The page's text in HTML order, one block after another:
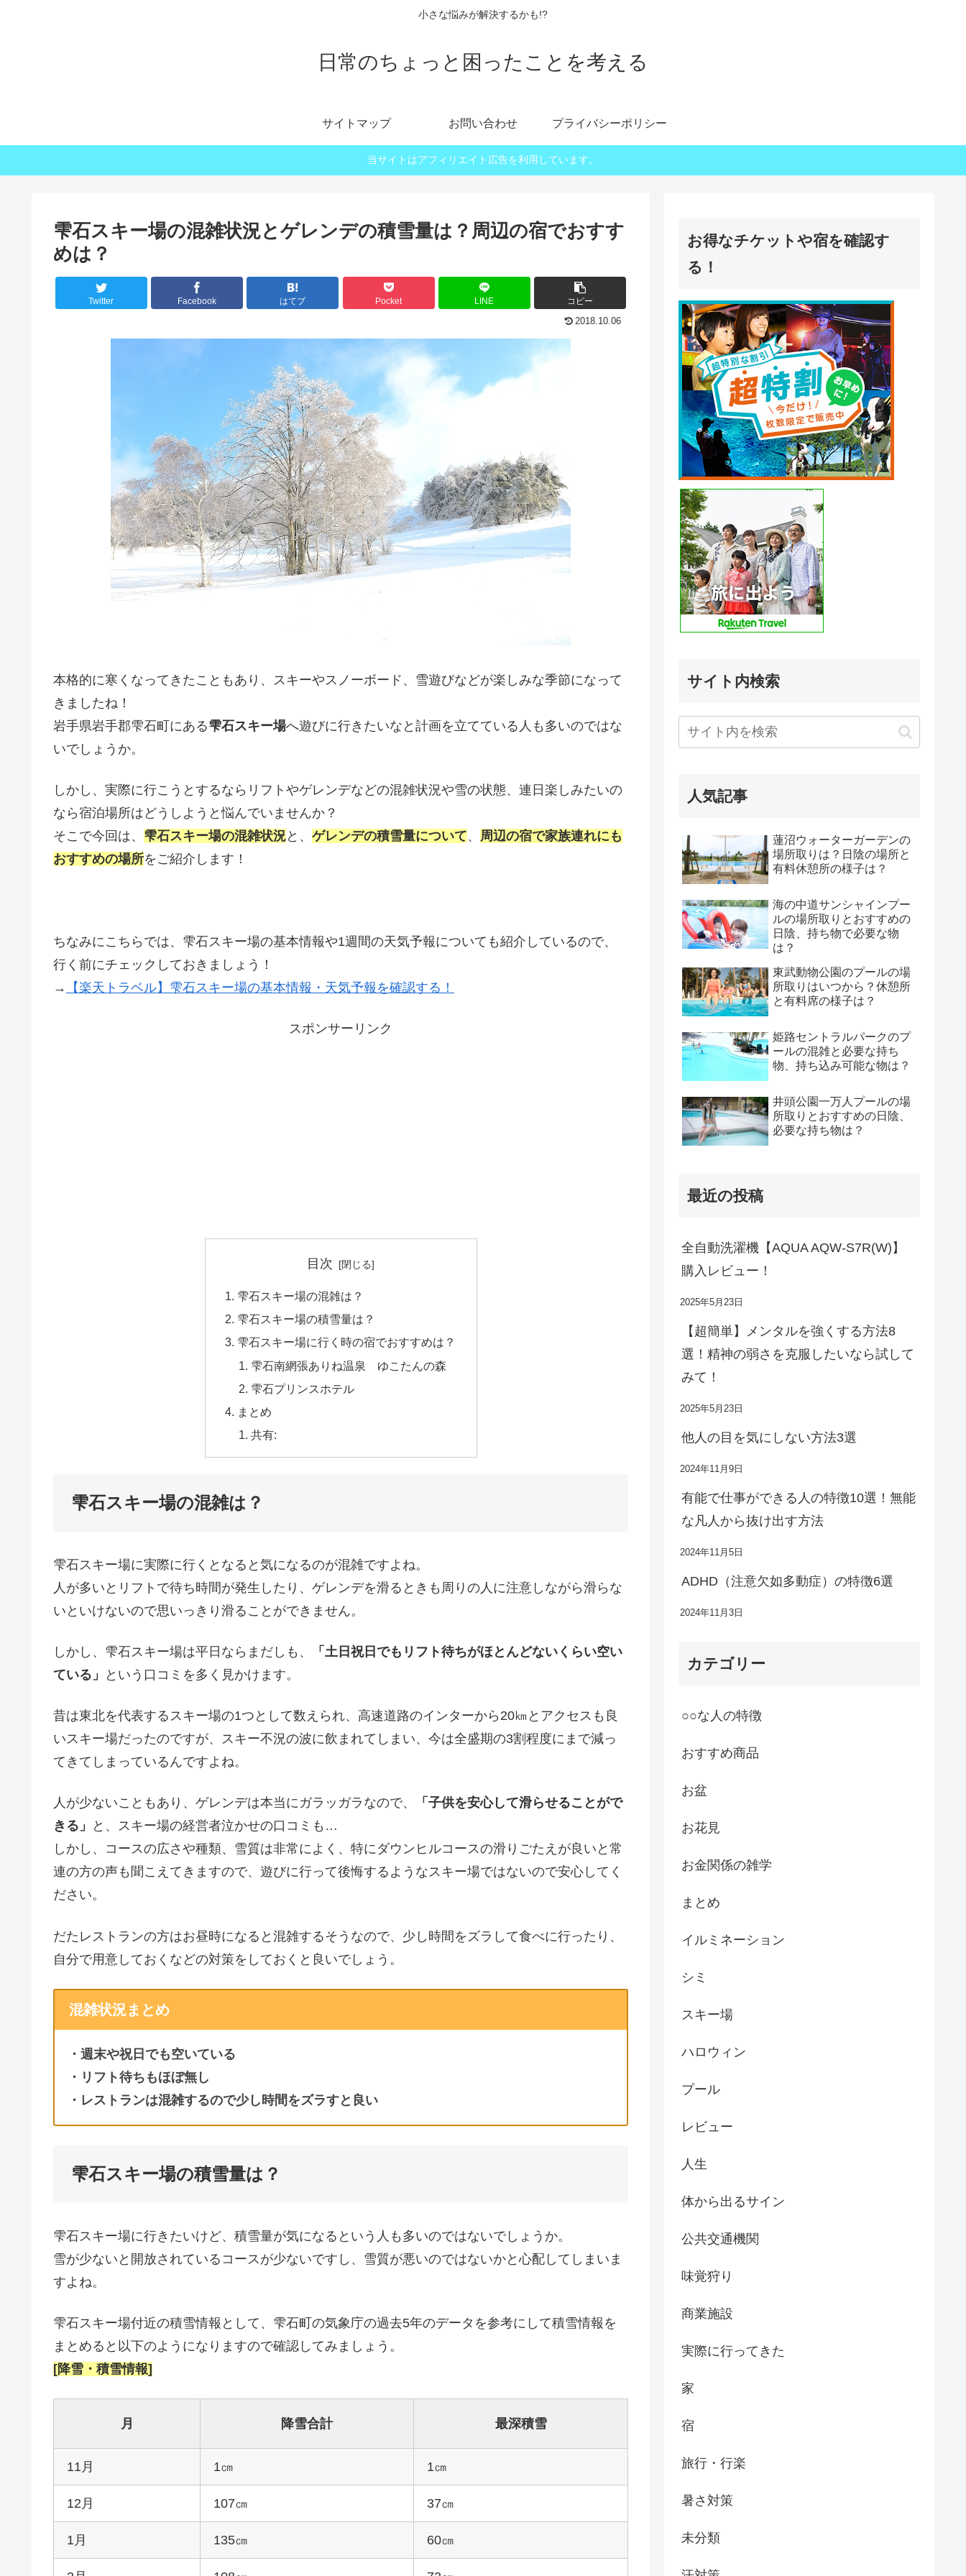
小さな悩みが解決するかも!?
日常のちょっと困ったことを考える
サイトマップ お問い合わせ プライバシーポリシー
当サイトはアフィリエイト広告を利用しています。
雫石スキー場の混雑状況とゲレンデの積雪量は？周辺の宿でおすす
めは？
Twitter Facebook はてブ Pocket LINE コピー
2018.10.06
本格的に寒くなってきたこともあり、スキーやスノーボード、雪遊びなどが楽しみな季節になって
きましたね！
岩手県岩手郡雫石町にある雫石スキー場へ遊びに行きたいなと計画を立てている人も多いのではな
いでしょうか。
しかし、実際に行こうとするならリフトやゲレンデなどの混雑状況や雪の状態、連日楽しみたいの
なら宿泊場所はどうしようと悩んでいませんか？
そこで今回は、 雫石スキー場の混雑状況と、 ゲレンデの積雪量について、 周辺の宿で家族連れにも
おすすめの場所をご紹介します！
ちなみにこちらでは、雫石スキー場の基本情報や1週間の天気予報についても紹介しているので、
行く前にチェックしておきましょう！
→
【楽天トラベル】雫石スキー場の基本情報・天気予報を確認する！
スポンサーリンク
目次
雫石スキー場の混雑は？
雫石スキー場の積雪量は？
雫石スキー場に行く時の宿でおすすめは？
雫石南網張ありね温泉 ゆこたんの森
雫石プリンスホテル
まとめ
共有:
雫石スキー場の混雑は？
雫石スキー場に実際に行くとなると気になるのが混雑ですよね。
人が多いとリフトで待ち時間が発生したり、ゲレンデを滑るときも周りの人に注意しながら滑らな
いといけないので思いっきり滑ることができません。
しかし、雫石スキー場は平日ならまだしも、
「土日祝日でもリフト待ちがほとんどないくらい空い
ている」
という口コミを多く見かけます。
昔は東北を代表するスキー場の1つとして数えられ、高速道路のインターから20㎞とアクセスも良
いスキー場だったのですが、スキー不況の波に飲まれてしまい、今は全盛期の3割程度にまで減っ
てきてしまっているんですよね。
人が少ないこともあり、ゲレンデは本当にガラッガラなので、
「子供を安心して滑らせることがで
きる」
と、スキー場の経営者泣かせの口コミも…
しかし、コースの広さや種類、雪質は非常によく、特にダウンヒルコースの滑りごたえが良いと常
連の方の声も聞こえてきますので、遊びに行って後悔するようなスキー場ではないので安心してく
ださい。
だたレストランの方はお昼時になると混雑するそうなので、少し時間をズラして食べに行ったり、
自分で用意しておくなどの対策をしておくと良いでしょう。
混雑状況まとめ
・週末や祝日でも空いている
・リフト待ちもほぼ無し
・レストランは混雑するので少し時間をズラすと良い
雫石スキー場の積雪量は？
雫石スキー場に行きたいけど、積雪量が気になるという人も多いのではないでしょうか。
雪が少ないと開放されているコースが少ないですし、雪質が悪いのではないかと心配してしまいま
すよね。
雫石スキー場付近の積雪情報として、雫石町の気象庁の過去5年のデータを参考にして積雪情報を
まとめると以下のようになりますので確認してみましょう。
[降雪・積雪情報]
月 降雪合計 最深積雪
11月 1㎝ 1㎝
12月 107㎝ 37㎝
1月 135㎝ 60㎝
お得なチケットや宿を確認す
る！
サイト内検索
人気記事
蓮沼ウォーターガーデンの
場所取りは？日陰の場所と
有料休憩所の様子は？
海の中道サンシャインプー
ルの場所取りとおすすめの
日陰、持ち物で必要な物
は？
東武動物公園のプールの場
所取りはいつから？休憩所
と有料席の様子は？
姫路セントラルパークのプ
ールの混雑と必要な持ち
物、持ち込み可能な物は？
井頭公園一万人プールの場
所取りとおすすめの日陰、
必要な持ち物は？
最近の投稿
全自動洗濯機【AQUA AQW-S7R(W)】
購入レビュー！
2025年5月23日
【超簡単】メンタルを強くする方法8
選！精神の弱さを克服したいなら試して
みて！
2025年5月23日
他人の目を気にしない方法3選
2024年11月9日
有能で仕事ができる人の特徴10選！無能
な凡人から抜け出す方法
2024年11月5日
ADHD（注意欠如多動症）の特徴6選
2024年11月3日
カテゴリー
○○な人の特徴
おすすめ商品
お盆
お花見
お金関係の雑学
まとめ
イルミネーション
シミ
スキー場
ハロウィン
プール
レビュー
人生
体から出るサイン
公共交通機関
味覚狩り
商業施設
実際に行ってきた
家
宿
旅行・行楽
暑さ対策
未分類